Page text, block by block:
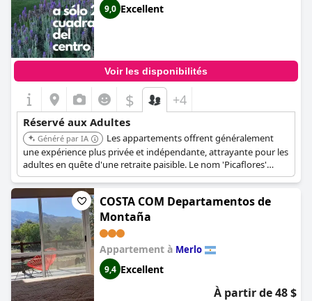
9,0 Excellent
Voir les disponibilités
$ +4
Réservé aux Adultes
Généré par IA
Les appartements offrent généralement
une expérience plus privée et indépendante, attrayante pour les
adultes en quête d'une retraite paisible. Le nom 'Picaflores'
évoque un sentiment de nature et de tranquillité, suggérant un
environnement relaxant.
COSTA COM Departamentos de
Montaña
Appartement à Merlo
9,4 Excellent
À partir de 48 $